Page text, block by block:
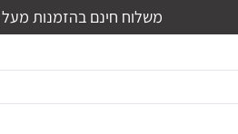
משלוח חינם בהזמנות מעל 999 ש"ח | ניתן לבצע איסוף עצמי מהסניף